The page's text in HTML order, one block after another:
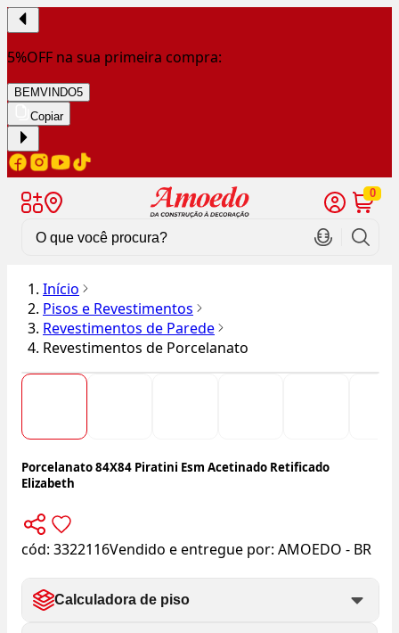
5%OFF na sua primeira compra:
BEMVINDO5
Copiar
0
Início
Pisos e Revestimentos
Revestimentos de Parede
Revestimentos de Porcelanato
Porcelanato 84X84 Piratini Esm Acetinado Retificado
Elizabeth
cód: 3322116Vendido e entregue por: AMOEDO - BR
Calculadora de piso